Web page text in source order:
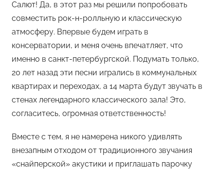
Cалют! Да, в этот раз мы решили попробовать
совместить рок-н-ролльную и классическую
атмосферу. Впервые будем играть в
консерватории, и меня очень впечатляет, что
именно в санкт-петербургской. Подумать только,
20 лет назад эти песни игрались в коммунальных
квартирах и переходах, а 14 марта будут звучать в
стенах легендарного классического зала! Это,
согласитесь, огромная ответственность!
Вместе с тем, я не намерена никого удивлять
внезапным отходом от традиционного звучания
«снайперской» акустики и приглашать парочку